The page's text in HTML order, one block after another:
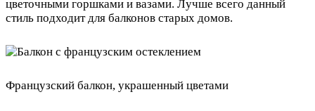
цветочными горшками и вазами. Лучше всего данный
стиль подходит для балконов старых домов.
Французский балкон, украшенный цветами